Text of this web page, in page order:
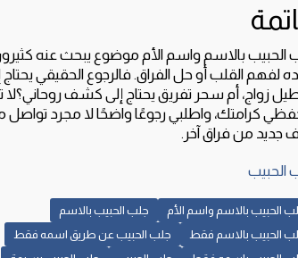
الحبيب بالاسم واسم الأم موضوع يبحث عنه
لفهم القلب أو حل الفراق. فالرجوع الحقيقي
زواج، أم سحر تفريق يحتاج إلى كشف روحاني؟لا
كرامتك، واطلبي رجوعًا واضحًا لا مجرد تواصل
جديد من فراق آخر.
الحبيب
الحبيب بالاسم واسم الأم
جلب الحبيب بالاسم
الحبيب بالاسم فقط
جلب الحبيب عن طريق اسمه فقط